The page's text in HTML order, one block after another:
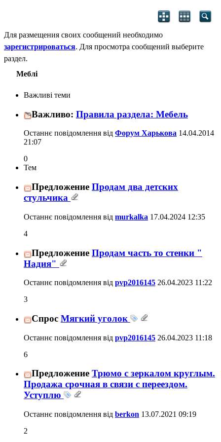
Для размещения своих сообщений необходимо
зарегистрироваться. Для просмотра сообщений выберите
раздел.
Меблі
Важливі теми
Важливо: Правила раздела: Мебель
Останнє повідомлення від Форум Харькова 14.04.2014
21:07
0
Тем
Предложение Продам два детских
стульчика
Останнє повідомлення від murkalka 17.04.2024 12:35
4
Предложение Продам часть то стенки "
Надия"
Останнє повідомлення від pvp2016145 26.04.2023 11:22
3
Спрос Мягкий уголок
Останнє повідомлення від pvp2016145 26.04.2023 11:18
6
Предложение Трюмо с зеркалом круглым.
Продажа срочная в связи с переездом.
Уступлю
Останнє повідомлення від berkon 13.07.2021 09:19
2